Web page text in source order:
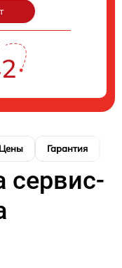
Цены Гарантия
сервис-